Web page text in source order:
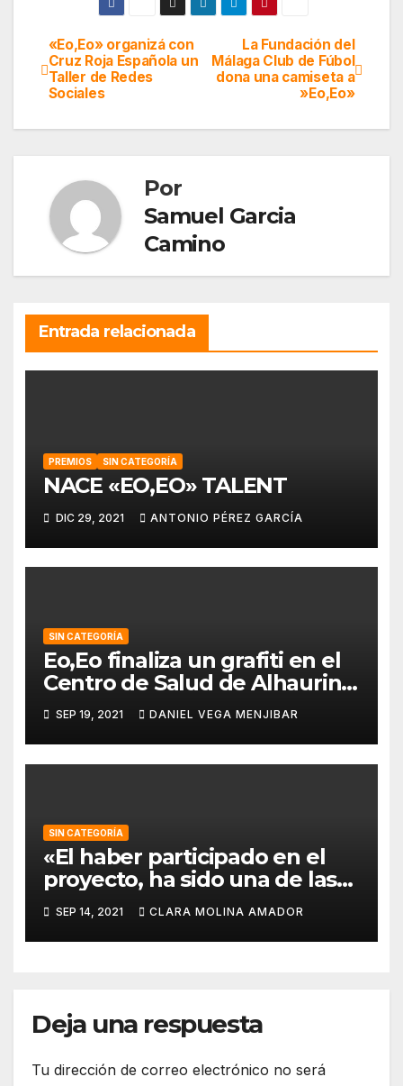
Navegación
de
entradas
La Fundación del
Málaga Club de Fúbol
dona una camiseta a
»Eo,Eo»
«Eo,Eo» organizá con
Cruz Roja Española un
Taller de Redes
Sociales
Por
Samuel Garcia
Camino
Entrada relacionada
PREMIOS SIN CATEGORÍA
NACE «EO,EO» TALENT
DIC 29, 2021 ANTONIO PÉREZ GARCÍA
SIN CATEGORÍA
Eo,Eo finaliza un grafiti en el
Centro de Salud de Alhaurin
de la Torre.
SEP 19, 2021 DANIEL VEGA MENJIBAR
SIN CATEGORÍA
«El haber participado en el
proyecto, ha sido una de las
mejores experiencias que he
vivido, pues a pesar de la
barrera del idioma, he sido
SEP 14, 2021 CLARA MOLINA AMADOR
Deja una respuesta
Tu dirección de correo electrónico no será